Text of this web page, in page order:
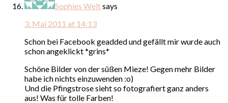
Sophies Weltsays
3. Mai 2011 at 14:13
Schon bei Facebook geadded und gefällt mir wurde auch
schon angeklickt *grins*
Schöne Bilder von der süßen Mieze! Gegen mehr Bilder
habe ich nichts einzuwenden :o)
Und die Pfingstrose sieht so fotografiert ganz anders
aus! Was für tolle Farben!